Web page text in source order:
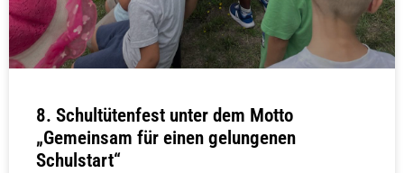
8. Schultütenfest unter dem Motto
„Gemeinsam für einen gelungenen
Schulstart“